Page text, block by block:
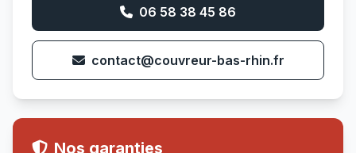
06 58 38 45 86
contact@couvreur-bas-rhin.fr
Nos garanties